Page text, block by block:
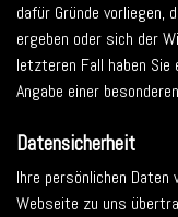
dafür Gründe vorliegen,
ergeben oder sich der
letzteren Fall haben
Angabe einer
Datensicherheit
Ihre persönlichen
Webseite zu uns